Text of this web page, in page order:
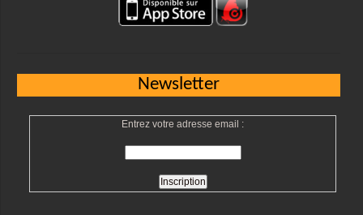
Newsletter
Entrez votre adresse email :